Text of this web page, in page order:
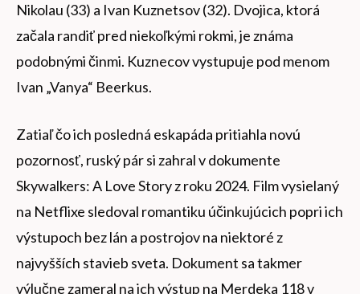
Nikolau (33) a Ivan Kuznetsov (32). Dvojica, ktorá
začala randiť pred niekoľkými rokmi, je známa
podobnými činmi. Kuznecov vystupuje pod menom
Ivan „Vanya“ Beerkus.
Zatiaľ čo ich posledná eskapáda pritiahla novú
pozornosť, ruský pár si zahral v dokumente
Skywalkers: A Love Story z roku 2024. Film vysielaný
na Netflixe sledoval romantiku účinkujúcich popri ich
výstupoch bez lán a postrojov na niektoré z
najvyšších stavieb sveta. Dokument sa takmer
výlučne zameral na ich výstup na Merdeka 118 v